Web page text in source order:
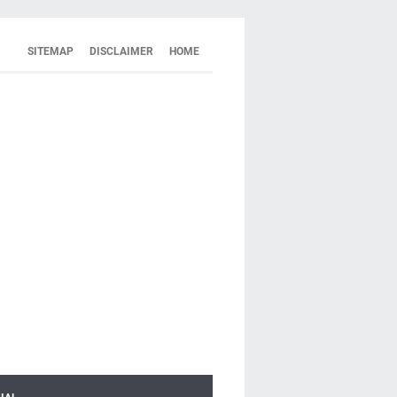
HOME
DISCLAIMER
SITEMAP